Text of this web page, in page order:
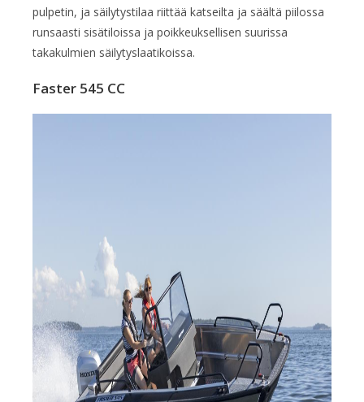
pulpetin, ja säilytystilaa riittää katseilta ja säältä piilossa
runsaasti sisätiloissa ja poikkeuksellisen suurissa
takakulmien säilytyslaatikoissa.
Faster 545 CC